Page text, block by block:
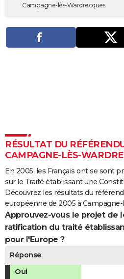
Destinations
City break
Voyage nature
Voyage de noces
Forum
GUIDES D'ACHAT
S'inscrire
Se connecter
Lycées
Collèges
Primaires
Universités
Entreprises
Service militaire
Avis de recherche
AVIS DE DÉCÈS
FORUM
Bricolage
Lifestyle
Culture
Sport
Auto
Television
Voyage
Cinema
Campagne-lès-Wardrecques
RÉSULTAT DU
CAMPAGNE-LÈS-
En 2005, les Français ont se sont
sur le Traité établissant une
Découvrez les résultats du
européenne de 2005 à
Approuvez-vous le projet de
ratification du traité
pour l'Europe ?
Réponse
Oui